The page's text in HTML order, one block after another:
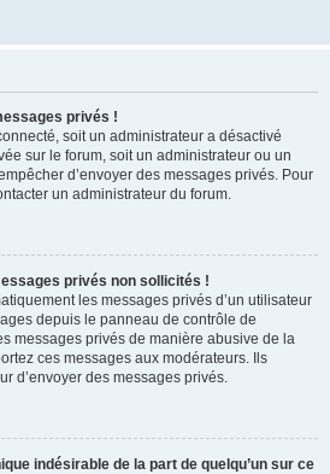
privés !
soit un administrateur a désactivé
sur le forum, soit un administrateur ou un
d’envoyer des messages privés. Pour
un administrateur du forum.
privés non sollicités !
les messages privés d’un utilisateur
depuis le panneau de contrôle de
messages privés de manière abusive de la
ces messages aux modérateurs. Ils
d’envoyer des messages privés.
indésirable de la part de quelqu’un sur ce